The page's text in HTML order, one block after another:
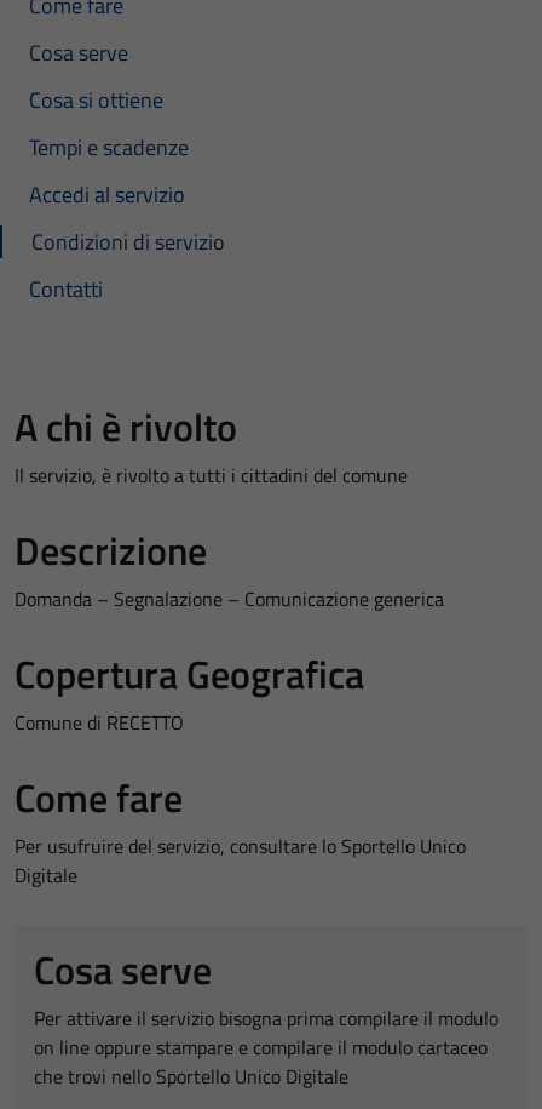
Cosa serve
Cosa si ottiene
Tempi e scadenze
Accedi al servizio
Condizioni di servizio
Contatti
A chi è rivolto
Il servizio, è rivolto a tutti i cittadini del comune
Descrizione
Domanda – Segnalazione – Comunicazione generica
Copertura Geografica
Comune di RECETTO
Come fare
Per usufruire del servizio, consultare lo Sportello Unico
Digitale
Cosa serve
Per attivare il servizio bisogna prima compilare il modulo
on line oppure stampare e compilare il modulo cartaceo
che trovi nello Sportello Unico Digitale